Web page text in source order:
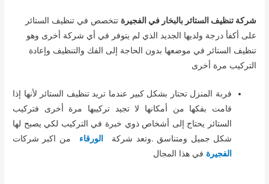
شركة تنظيف الستائر بالبخار في الفجيرة تتخصص في تنظيف الستائر
على أكفأ درجة ولديها الجديد الذي لم يتوفر في أي شركة أخرى وهو
تنظيف الستائر في موضعها بدون الحاجة إلى الفك والتنظيف وإعادة
التركيب مرة أخرى
فربة المنزل تحتار بشكل كبير عندما تريد تنظيف الستائر لأنها إذا
قامت بفكها من أمكانها لا تجيد تركيبها مرة أخرى فتركيب
الستائر يحتاج إلى أشخاص ذوي خبرة في التركيب لكي يصبح لها
شكل جميل ومتناسق .وتعد شركة
الورقاء
من اكبر شركات
الفجيرة في هذا المجال